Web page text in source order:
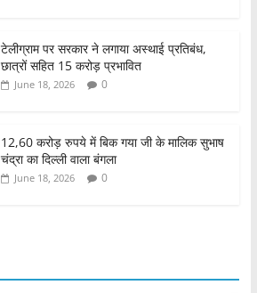
टेलीग्राम पर सरकार ने लगाया अस्थाई प्रतिबंध,
छात्रों सहित 15 करोड़ प्रभावित
June 18, 2026 0
12,60 करोड़ रुपये में बिक गया जी के मालिक सुभाष
चंद्रा का दिल्ली वाला बंगला
June 18, 2026 0